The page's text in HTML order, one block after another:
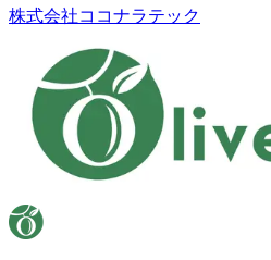
株式会社ココナラテック